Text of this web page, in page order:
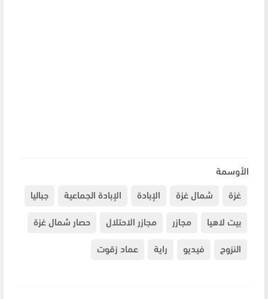
الأوسمة
غزة
شمال غزة الإبادة الإبادة الجماعية
جباليا
بيت لاهيا
مجازر مجازر الاحتلال
حصار شمال غزة
النزوح
فيديو راية عماد زقوت